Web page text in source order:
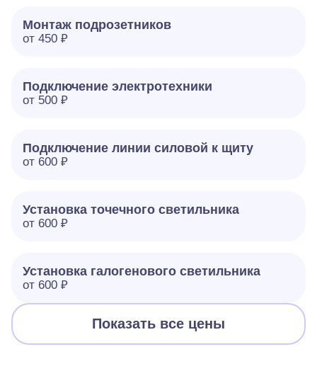
Монтаж подрозетников
от 450 ₽
Подключение электротехники
от 500 ₽
Подключение линии силовой к щиту
от 600 ₽
Установка точечного светильника
от 600 ₽
Установка галогенового светильника
от 600 ₽
Показать все цены